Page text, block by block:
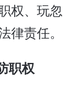
权、玩忽
律责任。
职权